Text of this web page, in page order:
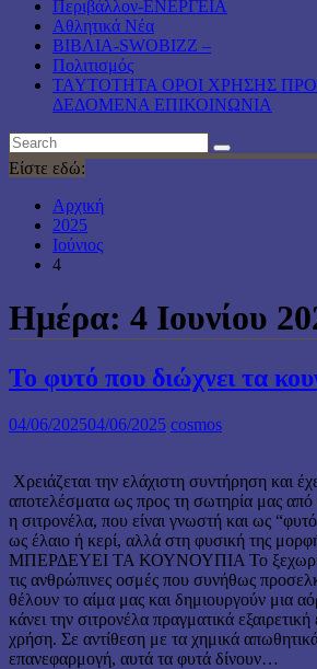
Περιβάλλον-ΕΝΕΡΓΕΙΑ
Αθλητικά Νέα
ΒΙΒΛΙΑ-SWOBIZZ –
Πολιτισμός
TAYTOTHTA ΟΡΟΙ ΧΡΗΣΗΣ
ΔΕΔΟΜΕΝΑ ΕΠΙΚΟΙΝΩΝΙΑ
Είστε εδώ:
Αρχική
2025
Ιούνιος
4
Ημέρα: 4 Ιουνίου
Το φυτό που διώχνει τα
04/06/202504/06/2025 cosmos
Χρειάζεται την ελάχιστη συντήρηση και
αποτελέσματα ως προς τη σωτηρία μας από
η σιτρονέλα, που είναι γνωστή και ως
ως έλαιο ή κερί, αλλά στη φυσική της
ΜΠΕΡΔΕΥΕΙ ΤΑ ΚΟΥΝΟΥΠΙΑ Το
τις ανθρώπινες οσμές που συνήθως
θέλουν το αίμα μας και δημιουργούν μια
κάνει την σιτρονέλα πραγματικά εξαιρετική
χρήση. Σε αντίθεση με τα χημικά
επανεφαρμογή, αυτά τα φυτά δίνουν…